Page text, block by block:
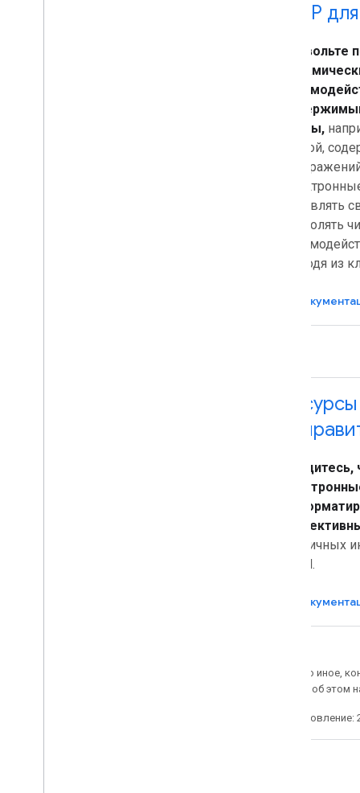
AMP
Позвольте
почты,
почтой,
обновлять
позволять
выходя из
различных
Gmail.
Если не указано иное,
. Подробнее об этом
Последнее обновление: